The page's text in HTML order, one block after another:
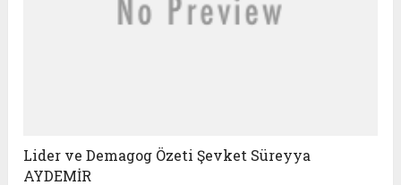
Lider ve Demagog Özeti Şevket Süreyya
AYDEMİR